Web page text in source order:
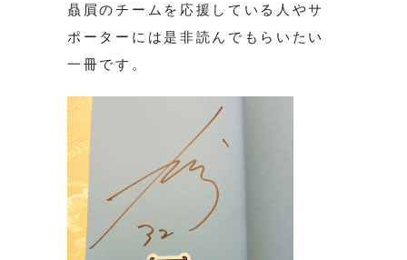
贔屓のチームを応援している人やサ
ポーターには是非読んでもらいたい
一冊です。